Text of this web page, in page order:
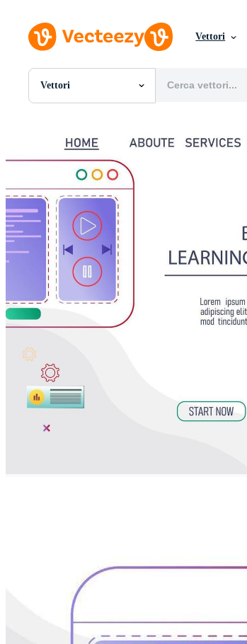
Vettori
Vettori
Tutte Immagini
PSDs
SVGs
Modelli
Vettori
Videos
Motion graphics
Immagini Editoriali
Eventi Editoriali